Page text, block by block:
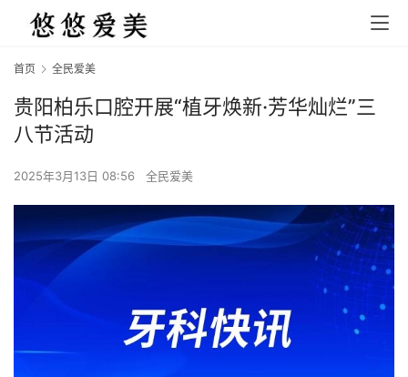
首页 全民爱美
贵阳柏乐口腔开展“植牙焕新·芳华灿烂”三
八节活动
2025年3月13日 08:56 全民爱美